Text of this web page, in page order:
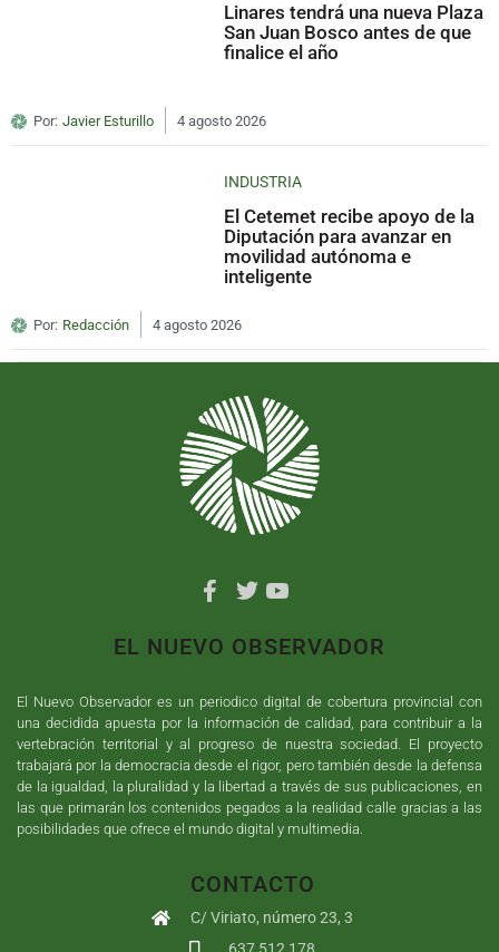
Linares tendrá una nueva Plaza
San Juan Bosco antes de que
finalice el año
Por: Javier Esturillo 4 agosto 2026
INDUSTRIA
El Cetemet recibe apoyo de la
Diputación para avanzar en
movilidad autónoma e
inteligente
Por: Redacción 4 agosto 2026
EL NUEVO OBSERVADOR
El Nuevo Observador es un periodico digital de cobertura provincial con
una decidida apuesta por la información de calidad, para contribuir a la
vertebración territorial y al progreso de nuestra sociedad. El proyecto
trabajará por la democracia desde el rigor, pero también desde la defensa
de la igualdad, la pluralidad y la libertad a través de sus publicaciones, en
las que primarán los contenidos pegados a la realidad calle gracias a las
posibilidades que ofrece el mundo digital y multimedia.
CONTACTO
C/ Viriato, número 23, 3